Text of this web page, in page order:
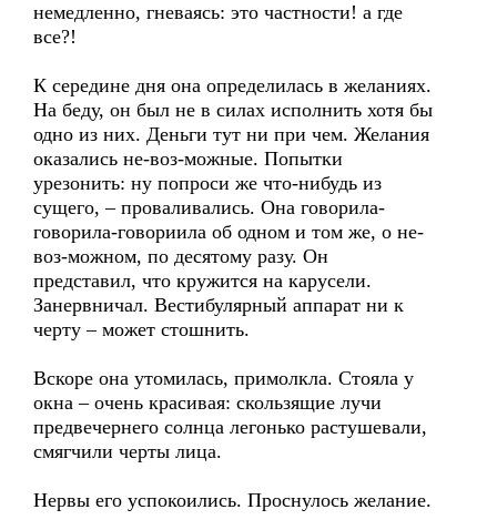
немедленно, гневаясь: это частности! а где
все?!
К середине дня она определилась в желаниях.
На беду, он был не в силах исполнить хотя бы
одно из них. Деньги тут ни при чем. Желания
оказались не-воз-можные. Попытки
урезонить: ну попроси же что-нибудь из
сущего, – проваливались. Она говорила-
говорила-говориила об одном и том же, о не-
воз-можном, по десятому разу. Он
представил, что кружится на карусели.
Занервничал. Вестибулярный аппарат ни к
черту – может стошнить.
Вскоре она утомилась, примолкла. Стояла у
окна – очень красивая: скользящие лучи
предвечернего солнца легонько растушевали,
смягчили черты лица.
Нервы его успокоились. Проснулось желание.